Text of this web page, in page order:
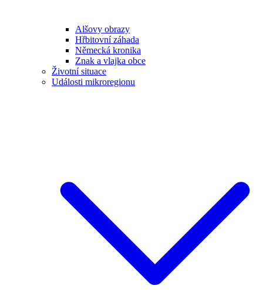
Alšovy obrazy
Hřbitovní záhada
Německá kronika
Znak a vlajka obce
Životní situace
Události mikroregionu